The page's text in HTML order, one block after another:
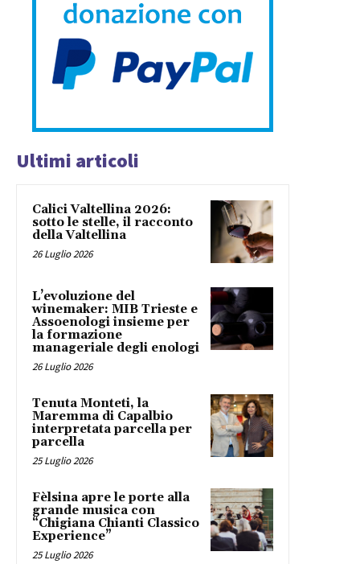
Ultimi articoli
Calici Valtellina 2026:
sotto le stelle, il racconto
della Valtellina
26 Luglio 2026
L’evoluzione del
winemaker: MIB Trieste e
Assoenologi insieme per
la formazione
manageriale degli enologi
26 Luglio 2026
Tenuta Monteti, la
Maremma di Capalbio
interpretata parcella per
parcella
25 Luglio 2026
Fèlsina apre le porte alla
grande musica con
“Chigiana Chianti Classico
Experience”
25 Luglio 2026